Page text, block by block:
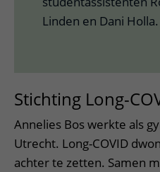
Linden en Dani Holla.
Stichting Long-
Annelies Bos werkte als
Utrecht. Long-COVID
achter te zetten. Samen